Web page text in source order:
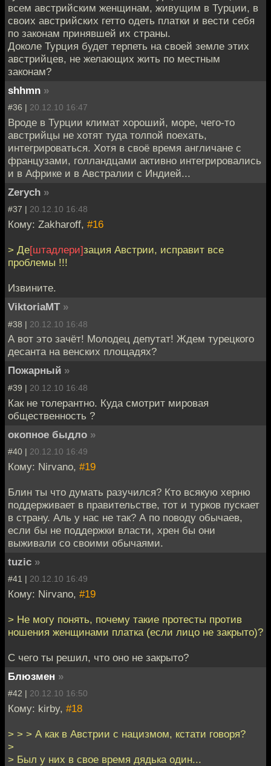
всем австрийским женщинам, живущим в Турции, в
своих австрийских гетто одеть платки и вести себя
по законам принявшей их страны.
Доколе Турция будет терпеть на своей земле этих
австрийцев, не желающих жить по местным
законам?
shhmn »
#36 | 20.12.10 16:47
Вроде в Турции климат хороший, море, чего-то
австрийцы не хотят туда толпой поехать,
интегрироваться. Хотя в своё время англичане с
французами, голландцами активно интегрировались
и в Африке и в Австралии с Индией...
Zerych »
#37 | 20.12.10 16:48
Кому: Zakharoff, #16
> Де[штадлери]зация Австрии, исправит все
проблемы !!!
Извините.
ViktoriaMT »
#38 | 20.12.10 16:48
А вот это зачёт! Молодец депутат! Ждем турецкого
десанта на венских площадях?
Пожарный »
#39 | 20.12.10 16:48
Как не толерантно. Куда смотрит мировая
общественность ?
окопное быдло »
#40 | 20.12.10 16:49
Кому: Nirvano, #19
Блин ты что думать разучился? Кто всякую херню
поддерживает в правительстве, тот и турков пускает
в страну. Аль у нас не так? А по поводу обычаев,
если бы не поддержки власти, хрен бы они
выживали со своими обычаями.
tuzic »
#41 | 20.12.10 16:49
Кому: Nirvano, #19
> Не могу понять, почему такие протесты против
ношения женщинами платка (если лицо не закрыто)?
С чего ты решил, что оно не закрыто?
Блюзмен »
#42 | 20.12.10 16:50
Кому: kirby, #18
> > > А как в Австрии с нацизмом, кстати говоря?
>
> Был у них в свое время дядька один...